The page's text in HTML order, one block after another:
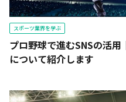
スポーツ業界を学ぶ
プロ野球で進むSNSの活
について紹介します